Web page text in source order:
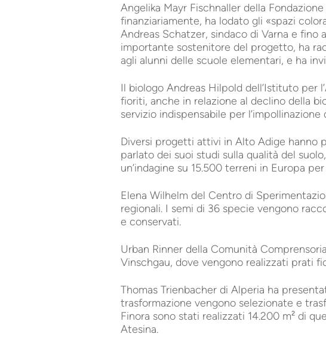
Angelika Mayr Fischnaller della
finanziariamente, ha lodato gli «spazi
Andreas Schatzer, sindaco di Varna e
importante sostenitore del progetto, ha
agli alunni delle scuole elementari, e ha
Il biologo Andreas Hilpold dell’Istituto per
fioriti, anche in relazione al declino della
servizio indispensabile per
Diversi progetti attivi in Alto Adige hanno
parlato dei suoi studi sulla qualità del
un’indagine su 15.500 terreni in Europa
Elena Wilhelm del Centro di
regionali. I semi di 36 specie vengono
e conservati.
Urban Rinner della Comunità
Vinschgau, dove vengono realizzati prati
Thomas Trienbacher di Alperia ha
trasformazione vengono selezionate e
Finora sono stati realizzati 14.200 m² di
Atesina.